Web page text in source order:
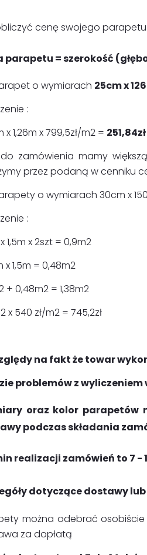
cenę swojego
parapetu = szerokość
o wymiarach 25cm x
:
x 1,26m x 799,5zł/m2 = 251,84zł
zamówienia mamy
przez podaną w cenniku
o wymiarach 30cm x
:
1,5m x 2szt = 0,9m2
x 1,5m = 0,48m2
+ 0,48m2 = 1,38m2
x 540 zł/m2 = 745,2zł
na fakt że towar
problemów z
oraz kolor parapetów
podczas składania
realizacji zamówień to 7 -
dotyczące dostawy
można odebrać osobiście
za dopłatą